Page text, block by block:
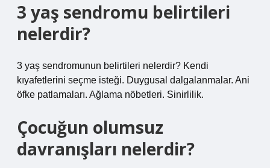
3 yaş sendromu belirtileri
nelerdir?
3 yaş sendromunun belirtileri nelerdir? Kendi
kıyafetlerini seçme isteği. Duygusal dalgalanmalar. Ani
öfke patlamaları. Ağlama nöbetleri. Sinirlilik.
Çocuğun olumsuz
davranışları nelerdir?